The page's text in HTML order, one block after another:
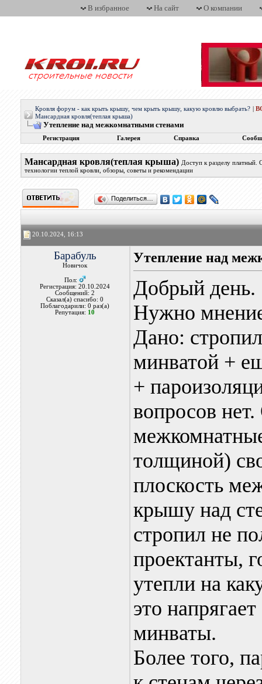
В избранное На сайт О компании
Кровля форум - как крыть крышу, чем крыть крышу, какую кровлю выбрать?
Мансардная кровля(теплая крыша)
Утепление над межкомнатными стенами
Регистрация Галерея Справка
Мансардная кровля(теплая крыша) Доступ к разделу
технологии теплой кровли, обзоры, советы и рекомендации
Поделиться…
20.10.2024, 16:13
Барабуль
Новичок
Пол:
Регистрация: 20.10.2024
Сообщений: 2
Сказал(а) спасибо: 0
Поблагодарили: 0 раз(а)
Репутация: 10
Утепление над
Добрый день.
Нужно
Дано:
минватой +
+
вопросов
толщиной)
плоскость
крышу над
стропил не
проектанты,
утепли на
это
минваты.
Более того,